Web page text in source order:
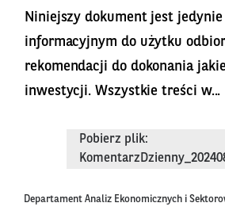
Niniejszy dokument jest jedynie
informacyjnym do użytku
rekomendacji do dokonania
inwestycji. Wszystkie treści w...
Pobierz plik:
Departament Analiz Ekonomicznych i